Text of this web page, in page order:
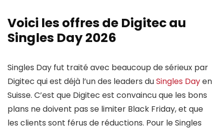
Voici les offres de Digitec au
Singles Day 2026
Singles Day fut traité avec beaucoup de sérieux par
Digitec qui est déjà l’un des leaders duSingles Dayen
Suisse. C’est que Digitec est convaincu que les bons
plans ne doivent pas se limiter Black Friday, et que
les clients sont férus de réductions. Pour le Singles